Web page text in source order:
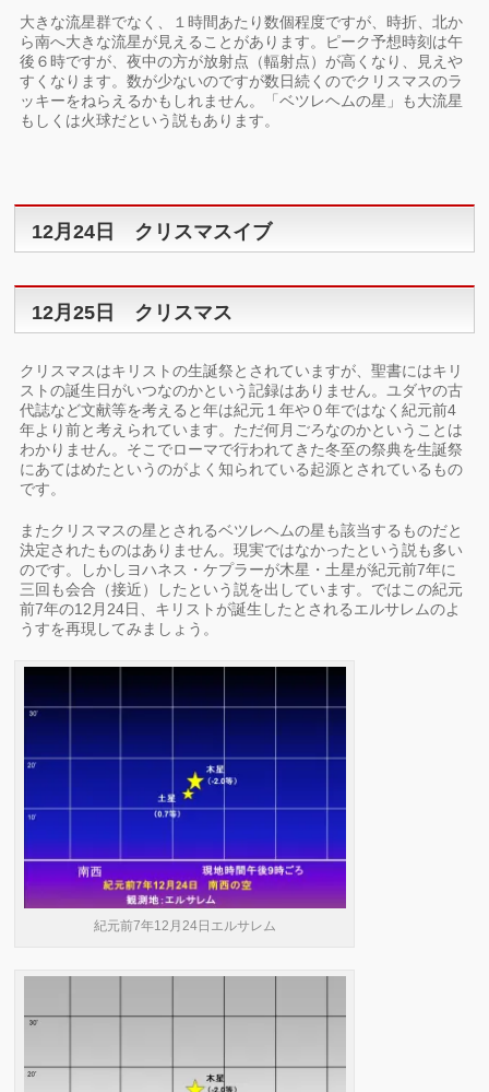
大きな流星群でなく、１時間あたり数個程度ですが、時折、北か
ら南へ大きな流星が見えることがあります。ピーク予想時刻は午
後６時ですが、夜中の方が放射点（輻射点）が高くなり、見えや
すくなります。数が少ないのですが数日続くのでクリスマスのラ
ッキーをねらえるかもしれません。「ベツレヘムの星」も大流星
もしくは火球だという説もあります。
12月24日 クリスマスイブ
12月25日 クリスマス
クリスマスはキリストの生誕祭とされていますが、聖書にはキリ
ストの誕生日がいつなのかという記録はありません。ユダヤの古
代誌など文献等を考えると年は紀元１年や０年ではなく紀元前4
年より前と考えられています。ただ何月ごろなのかということは
わかりません。そこでローマで行われてきた冬至の祭典を生誕祭
にあてはめたというのがよく知られている起源とされているもの
です。
またクリスマスの星とされるベツレヘムの星も該当するものだと
決定されたものはありません。現実ではなかったという説も多い
のです。しかしヨハネス・ケプラーが木星・土星が紀元前7年に
三回も会合（接近）したという説を出しています。ではこの紀元
前7年の12月24日、キリストが誕生したとされるエルサレムのよ
うすを再現してみましょう。
紀元前7年12月24日エルサレム